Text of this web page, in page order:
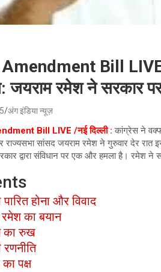
Bill LIVE
जयराम रमेश ने सरकार पर
अंग इंडिया न्यूज़
Bill LIVE /नई दिल्ली : कांग्रेस ने
राज्यसभा सांसद जयराम रमेश ने गुरुवार देर रात
द्वारा संविधान पर एक और हमला है। रमेश ने
होना और विवाद
का बयान
का रुख
पक्ष